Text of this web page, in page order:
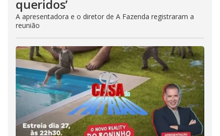
queridos’
A apresentadora e o diretor de A Fazenda registraram a
reunião